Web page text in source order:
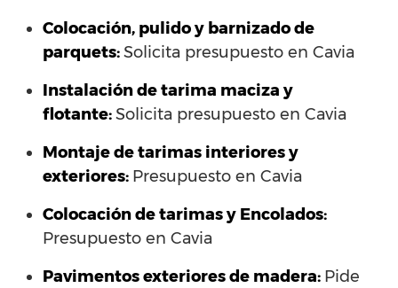
Colocación, pulido y barnizado de
parquets:Solicita presupuesto en Cavia
Instalación de tarima maciza y
flotante:Solicita presupuesto en Cavia
Montaje de tarimas interiores y
exteriores: Presupuesto en Cavia
Colocación de tarimas y Encolados:
Presupuesto en Cavia
Pavimentos exteriores de madera: Pide